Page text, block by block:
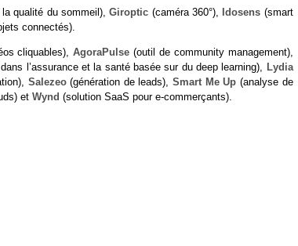
la qualité du sommeil),Giroptic (caméra 360°), Idosens (smart
connectés).
cliquables),AgoraPulse (outil de community management),
l’assurance et la santé basée sur du deep learning),
Lydia
Salezeo(génération de leads),Smart Me Up(analyse de
et Wynd (solution SaaS pour e-commerçants).